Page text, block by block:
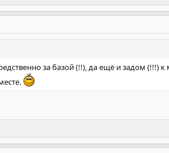
за базой (!!), да ещё и задом (!!!)